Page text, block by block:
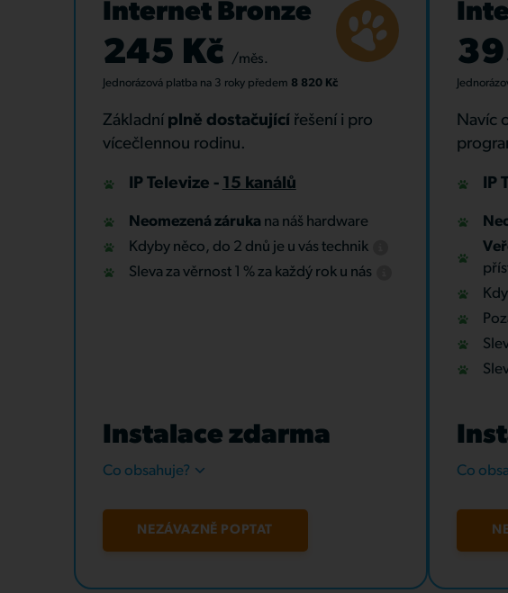
Internet Bronze
245 Kč /měs.
Jednorázová platba na 3 rokypředem 8 820 Kč
Základní plně dostačující řešení i pro
vícečlennou rodinu.
IP Televize - 15 kanálů
Neomezená záruka na náš hardware
Kdyby něco, do 2 dnů je u vás technik
Sleva za věrnost 1 % za každý rok u nás
Instalace zdarma
Co obsahuje?
NEZÁVAZNĚ POPTAT
Navíc
IP
Co